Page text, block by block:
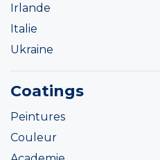
Irlande
Italie
Ukraine
Coatings
Peintures
Couleur